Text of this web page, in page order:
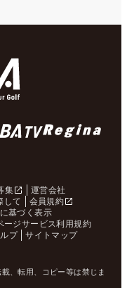
集
運営会社
して
会員規約
基づく表示
ージサービス利用規約
プ サイトマップ
、転用、コピー等は禁じま